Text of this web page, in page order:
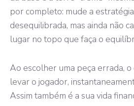
por completo: mude a
desequilibrada, mas ainda não
lugar no topo que faça o
Ao escolher uma peça errada,
levar o jogador,
Assim também é a sua vida